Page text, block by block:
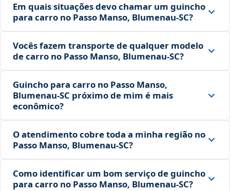
Em quais situações devo chamar um guincho
para carro no Passo Manso, Blumenau‑SC?
Vocês fazem transporte de qualquer modelo
de carro no Passo Manso, Blumenau‑SC?
Guincho para carro no Passo Manso,
Blumenau‑SC próximo de mim é mais
econômico?
O atendimento cobre toda a minha região no
Passo Manso, Blumenau‑SC?
Como identificar um bom serviço de guincho
para carro no Passo Manso, Blumenau‑SC?